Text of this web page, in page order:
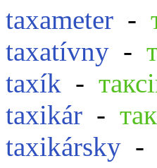
taxameter -
taxatívny -
taxík -
taxikár -
taxikársky -